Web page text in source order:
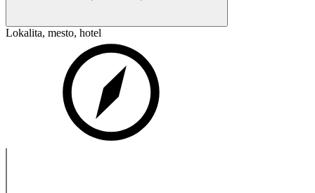
Lokalita, mesto, hotel